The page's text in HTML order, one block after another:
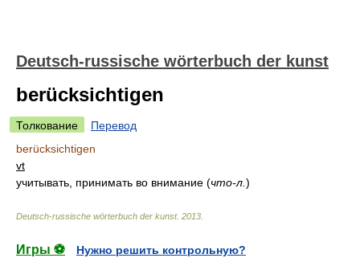
Deutsch-russische wörterbuch der kunst
berücksichtigen
Толкование
Перевод
berücksichtigen
vt
учитывать, принимать во внимание (что-л. )
Deutsch-russische wörterbuch der kunst. 2013
Игры ⚽
Нужно решить контрольную?